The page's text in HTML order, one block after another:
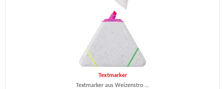
Textmarker
Textmarker aus Weizenstro ...